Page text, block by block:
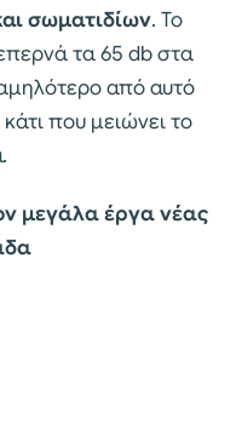
σωματιδίων. Το
τα 65 db στα
από αυτό
που μειώνει το
μεγάλα έργα νέας